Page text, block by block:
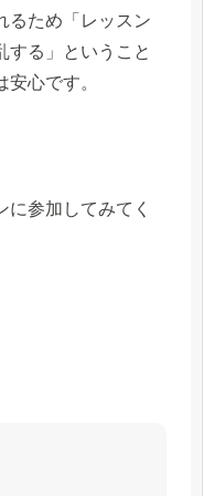
るため「レッスン
する」ということ
心です。
参加してみてく